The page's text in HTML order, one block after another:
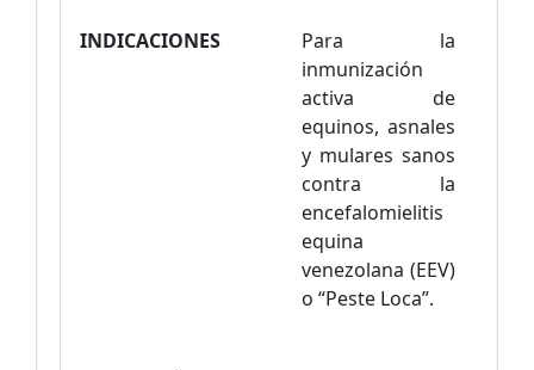
INDICACIONES
Para la
inmunización
activa de
equinos, asnales
y mulares sanos
contra la
encefalomielitis
equina
venezolana (EEV)
o “Peste Loca”.